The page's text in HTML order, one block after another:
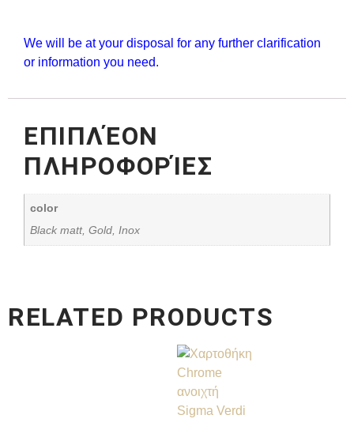
We will be at your disposal for any further clarification
or information you need.
ΕΠΙΠΛΈΟΝ
ΠΛΗΡΟΦΟΡΊΕΣ
color
Black matt, Gold, Inox
RELATED PRODUCTS